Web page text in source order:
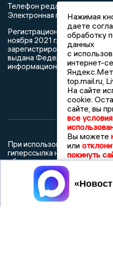
Телефон редакции: +7 903
Электронная почта
Регистрационный номер:
ноября 2021 г. согласно
зарегистрированных
выдана Федеральной
информационных
При использовании любого
гиперссылка на Сетевое
обязательна.
Сообщения на сером фоне
Написать директору в
Нажимая
даете
обработку
данных
с
интернет-
top.mail.ru,
На сайте
cookie.
сайте, вы
все условия
Вы можете
или
покинуть